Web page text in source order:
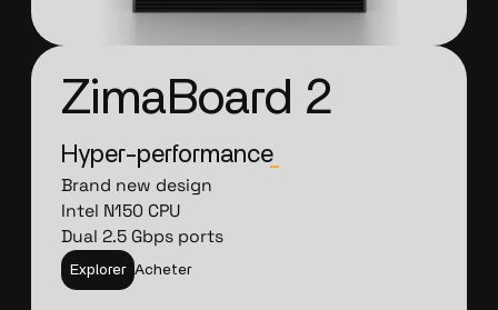
ZimaBoard 2
Hyper-performance_
Brand new design
Intel N150 CPU
Dual 2.5 Gbps ports
Explorer Acheter